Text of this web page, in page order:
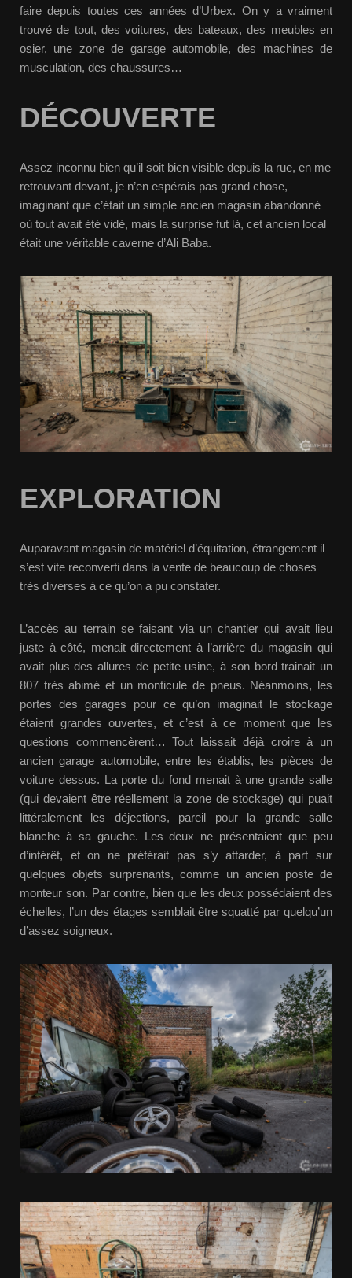
faire depuis toutes ces années d’Urbex. On y a vraiment
trouvé de tout, des voitures, des bateaux, des meubles en
osier, une zone de garage automobile, des machines de
musculation, des chaussures…
DÉCOUVERTE
Assez inconnu bien qu’il soit bien visible depuis la rue, en me
retrouvant devant, je n’en espérais pas grand chose,
imaginant que c’était un simple ancien magasin abandonné
où tout avait été vidé, mais la surprise fut là, cet ancien local
était une véritable caverne d’Ali Baba.
EXPLORATION
Auparavant magasin de matériel d’équitation, étrangement il
s’est vite reconverti dans la vente de beaucoup de choses
très diverses à ce qu’on a pu constater.
L’accès au terrain se faisant via un chantier qui avait lieu
juste à côté, menait directement à l’arrière du magasin qui
avait plus des allures de petite usine, à son bord trainait un
807 très abimé et un monticule de pneus. Néanmoins, les
portes des garages pour ce qu’on imaginait le stockage
étaient grandes ouvertes, et c’est à ce moment que les
questions commencèrent… Tout laissait déjà croire à un
ancien garage automobile, entre les établis, les pièces de
voiture dessus. La porte du fond menait à une grande salle
(qui devaient être réellement la zone de stockage) qui puait
littéralement les déjections, pareil pour la grande salle
blanche à sa gauche. Les deux ne présentaient que peu
d’intérêt, et on ne préférait pas s’y attarder, à part sur
quelques objets surprenants, comme un ancien poste de
monteur son. Par contre, bien que les deux possédaient des
échelles, l’un des étages semblait être squatté par quelqu’un
d’assez soigneux.